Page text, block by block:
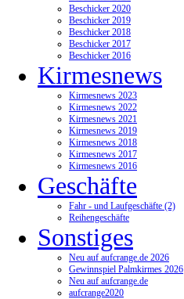
Beschicker 2020
Beschicker 2019
Beschicker 2018
Beschicker 2017
Beschicker 2016
Kirmesnews
Kirmesnews 2023
Kirmesnews 2022
Kirmesnews 2021
Kirmesnews 2019
Kirmesnews 2018
Kirmesnews 2017
Kirmesnews 2016
Geschäfte
Fahr - und Laufgeschäfte (2)
Reihengeschäfte
Sonstiges
Neu auf aufcrange.de 2026
Gewinnspiel Palmkirmes 2026
Neu auf aufcrange.de
aufcrange2020